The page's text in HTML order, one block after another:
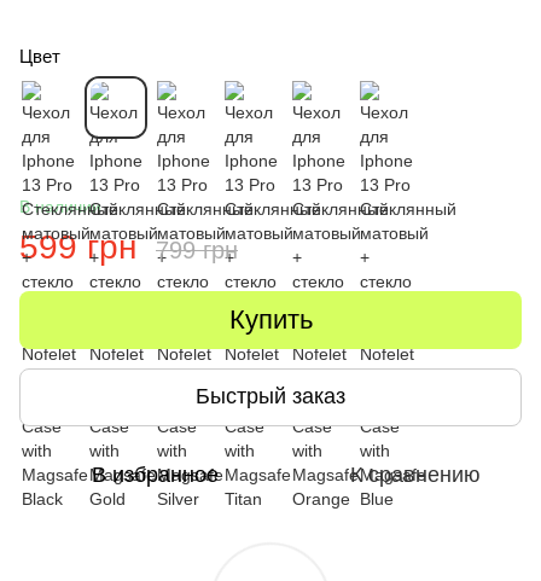
Цвет
В наличии
599 грн 799 грн
Купить
Быстрый заказ
В избранное К сравнению